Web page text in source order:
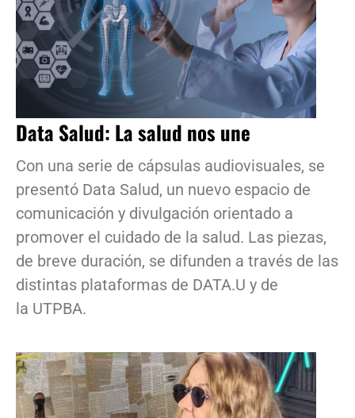
Data Salud: La salud nos une
Con una serie de cápsulas audiovisuales, se
presentó Data Salud, un nuevo espacio de
comunicación y divulgación orientado a
promover el cuidado de la salud. Las piezas,
de breve duración, se difunden a través de las
distintas plataformas de DATA.U y de
la UTPBA.